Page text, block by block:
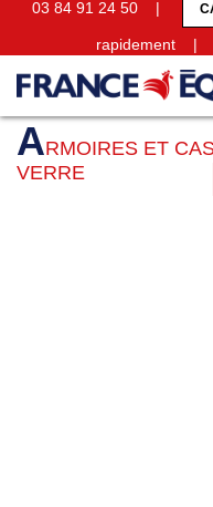
03 84 91 24 50 |
rapidement |
Accueil Armoires et casiers
ARMOIRES ET
VERRE